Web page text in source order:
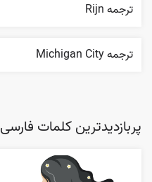
ترجمه Rijn
ترجمه Michigan City
پربازدیدترین کلمات فارسی